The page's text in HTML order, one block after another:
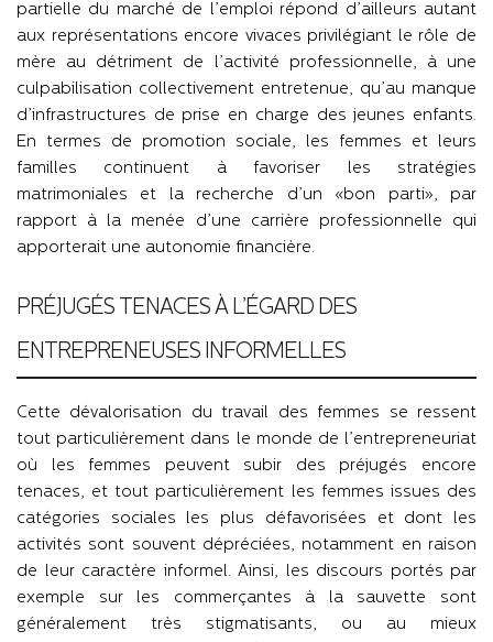
partielle du marché de l’emploi répond d’ailleurs autant
aux représentations encore vivaces privilégiant le rôle de
mère au détriment de l’activité professionnelle, à une
culpabilisation collectivement entretenue, qu’au manque
d’infrastructures de prise en charge des jeunes enfants.
En termes de promotion sociale, les femmes et leurs
familles continuent à favoriser les stratégies
matrimoniales et la recherche d’un «bon parti», par
rapport à la menée d’une carrière professionnelle qui
apporterait une autonomie financière.
PRÉJUGÉS TENACES À L’ÉGARD DES
ENTREPRENEUSES INFORMELLES
Cette dévalorisation du travail des femmes se ressent
tout particulièrement dans le monde de l’entrepreneuriat
où les femmes peuvent subir des préjugés encore
tenaces, et tout particulièrement les femmes issues des
catégories sociales les plus défavorisées et dont les
activités sont souvent dépréciées, notamment en raison
de leur caractère informel. Ainsi, les discours portés par
exemple sur les commerçantes à la sauvette sont
généralement très stigmatisants, ou au mieux